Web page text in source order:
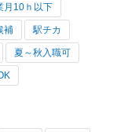
月10ｈ以下
補 駅チカ
夏～秋入職可